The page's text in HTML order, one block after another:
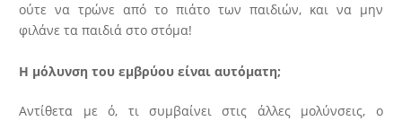
ούτε να τρώνε από το πιάτο των παιδιών, και να μην
φιλάνε τα παιδιά στο στόμα!
Η μόλυνση του εμβρύου είναι αυτόματη;
Αντίθετα με ό, τι συμβαίνει στις άλλες μολύνσεις, ο